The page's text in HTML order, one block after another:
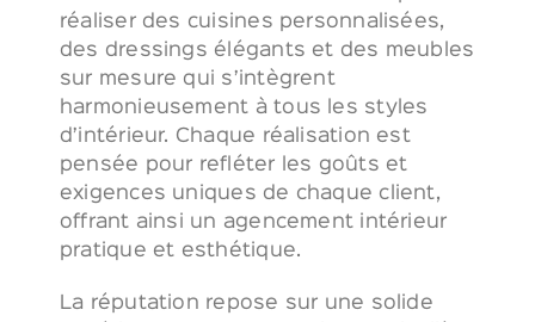
réaliser des cuisines personnalisées,
des dressings élégants et des meubles
sur mesure qui s’intègrent
harmonieusement à tous les styles
d’intérieur. Chaque réalisation est
pensée pour refléter les goûts et
exigences uniques de chaque client,
offrant ainsi un agencement intérieur
pratique et esthétique.
La réputation repose sur une solide